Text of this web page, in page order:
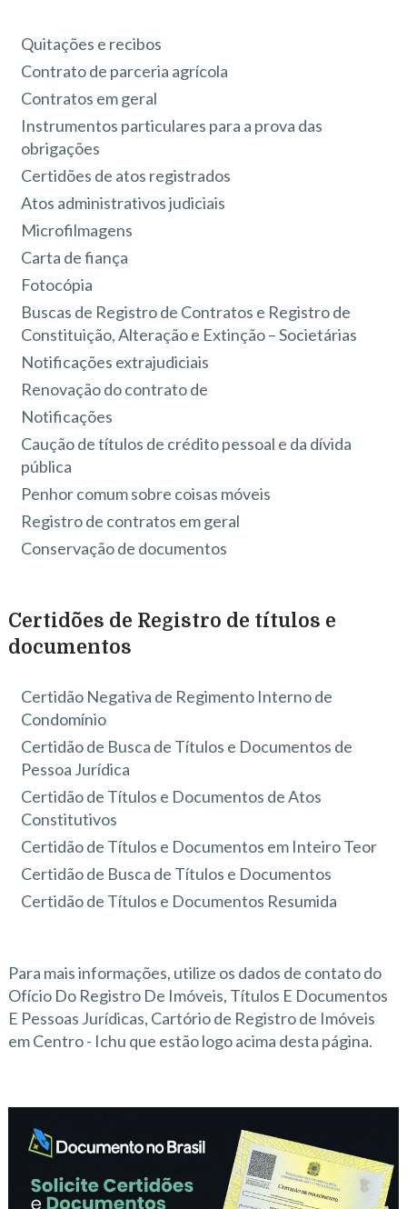
Quitações e recibos
Contrato de parceria agrícola
Contratos em geral
Instrumentos particulares para a prova das
obrigações
Certidões de atos registrados
Atos administrativos judiciais
Microfilmagens
Carta de fiança
Fotocópia
Buscas de Registro de Contratos e Registro de
Constituição, Alteração e Extinção – Societárias
Notificações extrajudiciais
Renovação do contrato de
Notificações
Caução de títulos de crédito pessoal e da dívida
pública
Penhor comum sobre coisas móveis
Registro de contratos em geral
Conservação de documentos
Certidões de Registro de títulos e
documentos
Certidão Negativa de Regimento Interno de
Condomínio
Certidão de Busca de Títulos e Documentos de
Pessoa Jurídica
Certidão de Títulos e Documentos de Atos
Constitutivos
Certidão de Títulos e Documentos em Inteiro Teor
Certidão de Busca de Títulos e Documentos
Certidão de Títulos e Documentos Resumida
Para mais informações, utilize os dados de contato do
Ofício Do Registro De Imóveis, Títulos E Documentos
E Pessoas Jurídicas, Cartório de Registro de Imóveis
em Centro - Ichu que estão logo acima desta página.